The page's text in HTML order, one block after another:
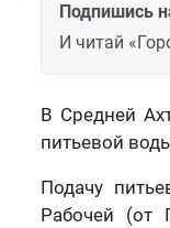
Подпишись
И читай
В Средней
питьевой
Подачу
Рабочей (от